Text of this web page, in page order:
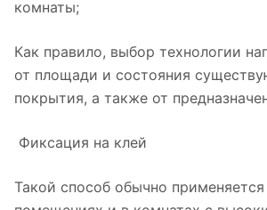
комнаты;
Как правило, выбор технологии
от площади и состояния
покрытия, а также от
Фиксация на клей
Такой способ обычно